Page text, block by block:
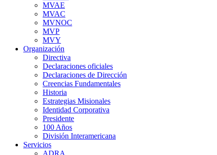
MVAE
MVAC
MVNOC
MVP
MVY
Organización
Directiva
Declaraciones oficiales
Declaraciones de Dirección
Creencias Fundamentales
Historia
Estrategias Misionales
Identidad Corporativa
Presidente
100 Años
División Interamericana
Servicios
ADRA